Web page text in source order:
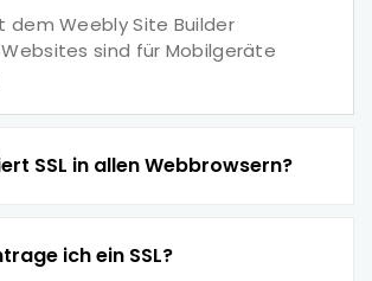
dem Weebly Site Builder
sind für Mobilgeräte
SSL in allen Webbrowsern?
ich ein SSL?